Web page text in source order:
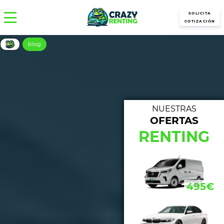
SOLICITA
COTIZACIÓN
blog
433€
NUESTRAS
OFERTAS
RENTING
495€